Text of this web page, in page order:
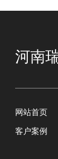
河南
网站首页
客户案例